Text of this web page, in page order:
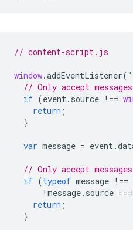
// content-script.js
window.addEventListener(
// Only accept
if (event. source !==
return ;
}
var message = event.
// Only accept
if (typeof message !==
! message. source ===
return ;
}